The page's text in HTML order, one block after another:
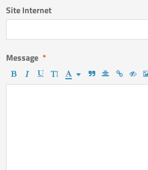
Site Internet
Message